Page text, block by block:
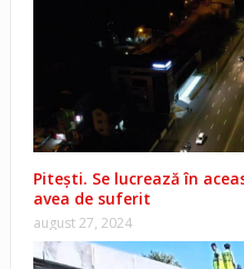
Pitești. Se lucrează în
avea de suferit
august 27, 2024